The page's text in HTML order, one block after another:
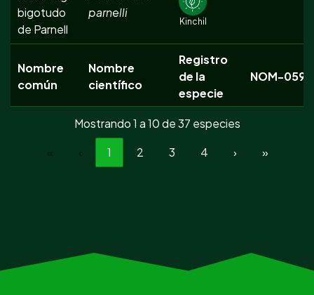
bigotudo
de Parnell
parnelli
Kinchil
Nombre
común
Nombre
científico
Registro
de la
especie
NOM-059
Mostrando 1 a 10 de 37 especies
1 2 3 4 › »